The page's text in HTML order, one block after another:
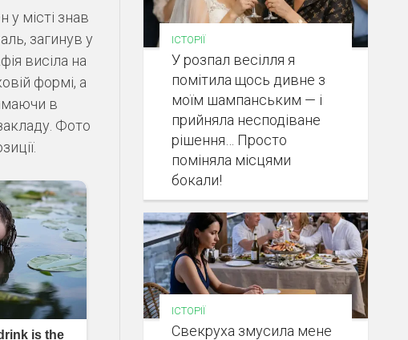
місті знав
загинув у
висіла на
формі, а
в
Фото
ІСТОРІЇ
У розпал весілля я
помітила щось дивне з
моїм шампанським — і
прийняла несподіване
рішення… Просто
поміняла місцями
бокали!
ІСТОРІЇ
Свекруха змусила мене